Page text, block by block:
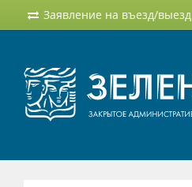
Заявление на въезд/выезд